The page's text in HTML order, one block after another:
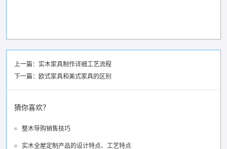
上一篇： 实木家具制作详细工艺流程
下一篇： 欧式家具和美式家具的区别
猜你喜欢？
整木导购销售技巧
实木全屋定制产品的设计特点、工艺特点